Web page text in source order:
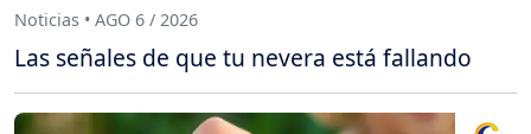
Noticias • AGO 6 / 2026
Las señales de que tu nevera está fallando